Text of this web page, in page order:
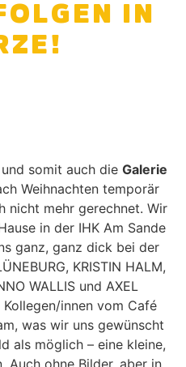
IN
somit auch die Galerie
Weihnachten temporär
nicht mehr gerechnet. Wir
in der IHK Am Sande
ganz, ganz dick bei der
KRISTIN HALM,
WALLIS und AXEL
Kollegen/innen vom Café
was wir uns gewünscht
als möglich – eine kleine,